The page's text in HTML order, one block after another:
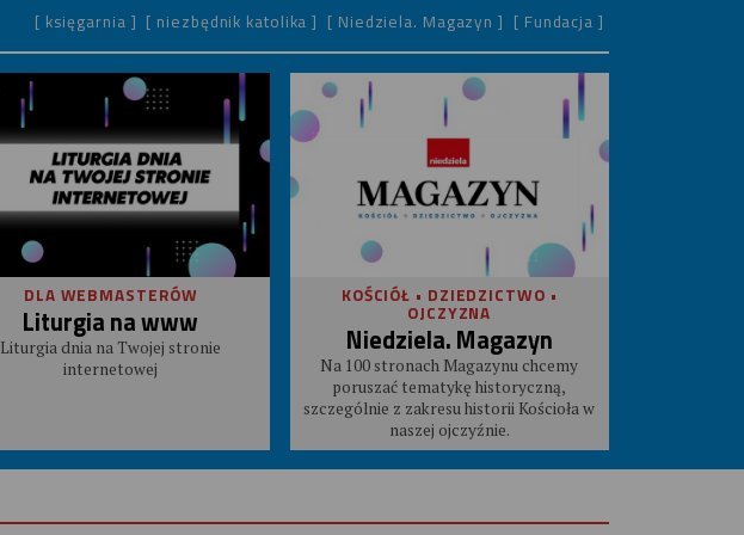
[ księgarnia ] [ niezbędnik katolika ] [ Niedziela. Magazyn ] [ Fundacja ]
DLA WEBMASTERÓW
Liturgia na www
Liturgia dnia na Twojej stronie
internetowej
KOŚCIÓŁ • DZIEDZICTWO •
OJCZYZNA
Niedziela. Magazyn
Na 100 stronach Magazynu chcemy
poruszać tematykę historyczną,
szczególnie z zakresu historii Kościoła w
naszej ojczyźnie.